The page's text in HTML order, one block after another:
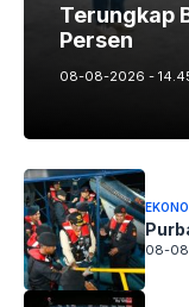
Terungkap
Persen
08-08-2026 -
08-